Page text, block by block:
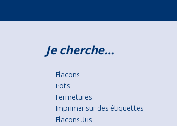
Je cherche…
Flacons
Pots
Fermetures
Imprimer sur des étiquettes
Flacons Jus